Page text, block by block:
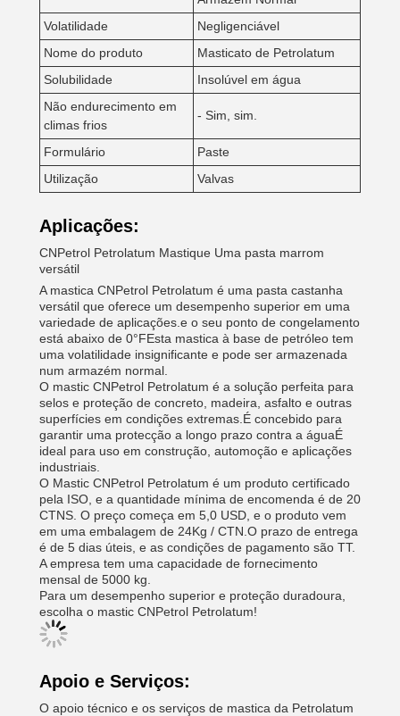
Volatilidade
Negligenciável
Nome do produto
Masticato de Petrolatum
Solubilidade
Insolúvel em água
Não endurecimento em
climas frios
- Sim, sim.
Formulário
Paste
Utilização
Valvas
Aplicações:
CNPetrol Petrolatum Mastique Uma pasta marrom
versátil
A mastica CNPetrol Petrolatum é uma pasta castanha
versátil que oferece um desempenho superior em uma
variedade de aplicações.e o seu ponto de congelamento
está abaixo de 0°FEsta mastica à base de petróleo tem
uma volatilidade insignificante e pode ser armazenada
num armazém normal.
O mastic CNPetrol Petrolatum é a solução perfeita para
selos e proteção de concreto, madeira, asfalto e outras
superfícies em condições extremas.É concebido para
garantir uma protecção a longo prazo contra a águaÉ
ideal para uso em construção, automoção e aplicações
industriais.
O Mastic CNPetrol Petrolatum é um produto certificado
pela ISO, e a quantidade mínima de encomenda é de 20
CTNS. O preço começa em 5,0 USD, e o produto vem
em uma embalagem de 24Kg / CTN.O prazo de entrega
é de 5 dias úteis, e as condições de pagamento são TT.
A empresa tem uma capacidade de fornecimento
mensal de 5000 kg.
Para um desempenho superior e proteção duradoura,
escolha o mastic CNPetrol Petrolatum!
Apoio e Serviços:
O apoio técnico e os serviços de mastica da Petrolatum